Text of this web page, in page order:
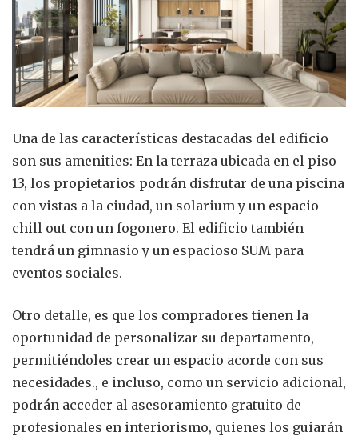
Una de las características destacadas del edificio
son sus amenities: En la terraza ubicada en el piso
13, los propietarios podrán disfrutar de una piscina
con vistas a la ciudad, un solarium y un espacio
chill out con un fogonero. El edificio también
tendrá un gimnasio y un espacioso SUM para
eventos sociales.
Otro detalle, es que los compradores tienen la
oportunidad de personalizar su departamento,
permitiéndoles crear un espacio acorde con sus
necesidades., e incluso, como un servicio adicional,
podrán acceder al asesoramiento gratuito de
profesionales en interiorismo, quienes los guiarán